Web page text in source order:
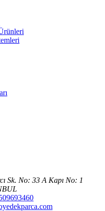
Sk. No: 33 A Kapı No: 1